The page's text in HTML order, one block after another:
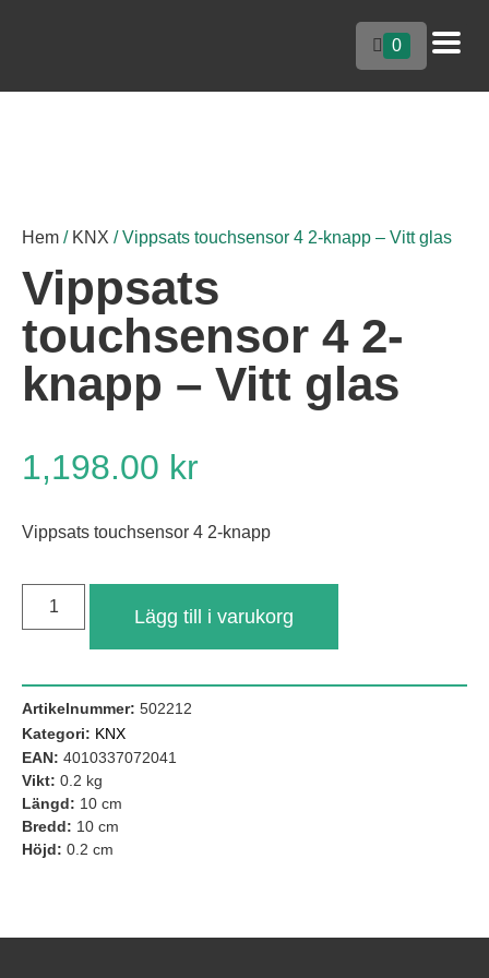
0
Hem / KNX / Vippsats touchsensor 4 2-knapp – Vitt glas
Vippsats
touchsensor 4 2-
knapp – Vitt glas
1,198.00 kr
Vippsats touchsensor 4 2-knapp
Lägg till i varukorg
Artikelnummer: 502212
Kategori: KNX
EAN: 4010337072041
Vikt: 0.2 kg
Längd: 10 cm
Bredd: 10 cm
Höjd: 0.2 cm
Nödvändiga
Dessa kakor
går inte att
välja bort. De
behövs för att